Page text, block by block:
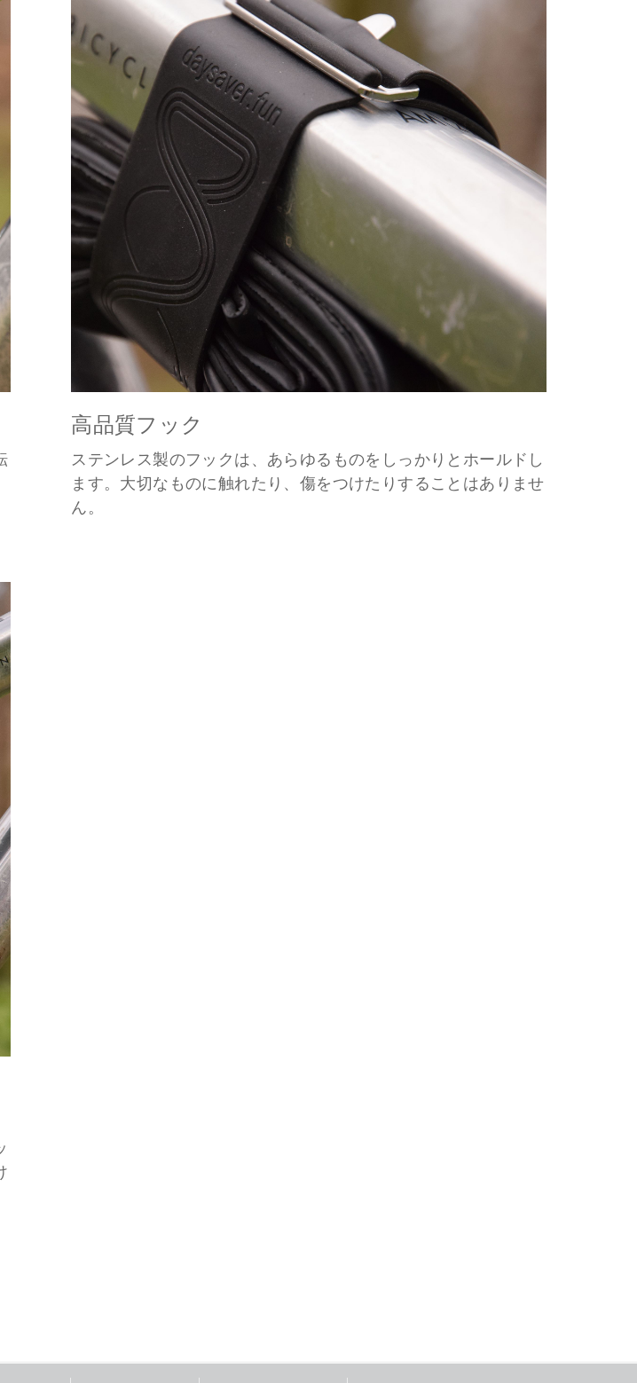
高品質フック
ステンレス製のフックは、あらゆるものをしっかりとホールドし
ます。大切なものに触れたり、傷をつけたりすることはありませ
ん。